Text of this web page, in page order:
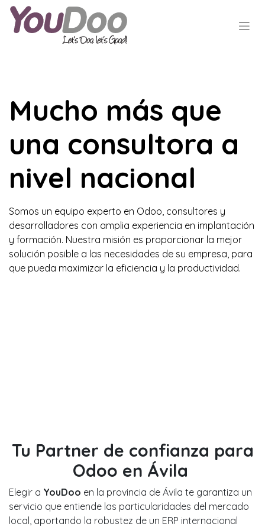
Mucho más que
una consultora a
nivel nacional
Somos un equipo experto en Odoo, consultores y
desarrolladores con amplia experiencia en implantación
y formación. Nuestra misión es proporcionar la mejor
solución posible a las necesidades de su empresa, para
que pueda maximizar la eficiencia y la productividad.
Tu Partner de confianza para
Odoo en Ávila
Elegir a YouDoo en la provincia de Ávila te garantiza un
servicio que entiende las particularidades del mercado
local, aportando la robustez de un ERP internacional